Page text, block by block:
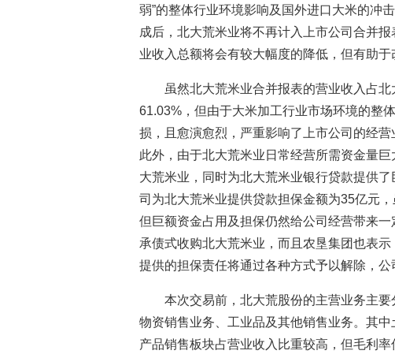
弱”的整体行业环境影响及国外进口大米的冲
成后，北大荒米业将不再计入上市公司合并
业收入总额将会有较大幅度的降低，但有助于
虽然北大荒米业合并报表的营业收入占
61.03%，但由于大米加工行业市场环境的整
损，且愈演愈烈，严重影响了上市公司的经
此外，由于北大荒米业日常经营所需资金量
大荒米业，同时为北大荒米业银行贷款提供
司为北大荒米业提供贷款担保金额为35亿元
但巨额资金占用及担保仍然给公司经营带来
承债式收购北大荒米业，而且农垦集团也表
提供的担保责任将通过各种方式予以解除，公
本次交易前，北大荒股份的主营业务主
物资销售业务、工业品及其他销售业务。其
产品销售板块占营业收入比重较高，但毛利